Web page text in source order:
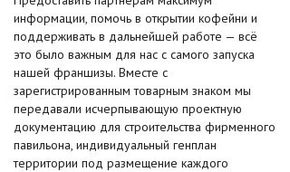
информации, помочь в открытии кофейни и
поддерживать в дальнейшей работе — всё
это было важным для нас с самого запуска
нашей франшизы. Вместе с
зарегистрированным товарным знаком мы
передавали исчерпывающую проектную
документацию для строительства фирменного
павильона, индивидуальный генплан
территории под размещение каждого